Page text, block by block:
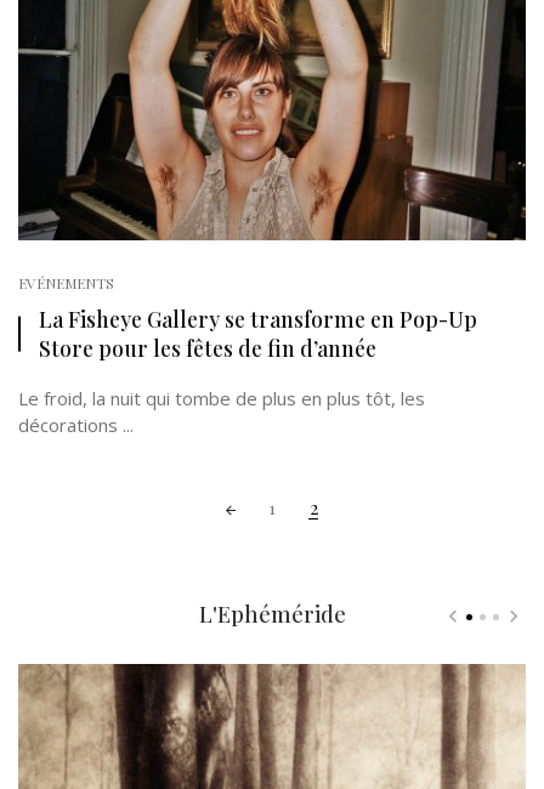
EVÉNEMENTS
La Fisheye Gallery se transforme en Pop-Up
Store pour les fêtes de fin d’année
Le froid, la nuit qui tombe de plus en plus tôt, les
décorations ...
1 2
L'Ephéméride